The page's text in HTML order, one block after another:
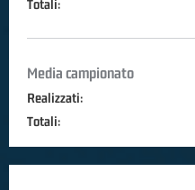
Totali:
Media campionato
Realizzati:
Totali: